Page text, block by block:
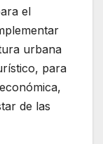
el
urbana
para
de las